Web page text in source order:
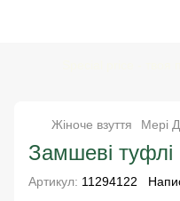
Жіноче взуття Мері
Замшеві
Артикул: 11294122